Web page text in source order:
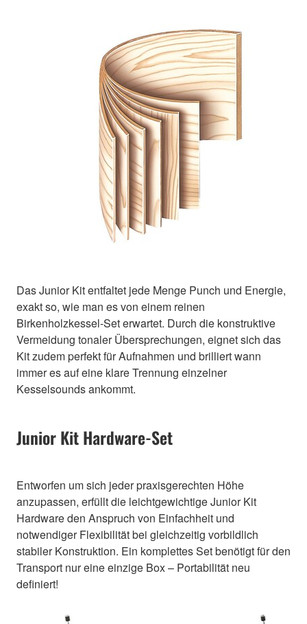
Das Junior Kit entfaltet jede Menge Punch und Energie,
exakt so, wie man es von einem reinen
Birkenholzkessel-Set erwartet. Durch die konstruktive
Vermeidung tonaler Übersprechungen, eignet sich das
Kit zudem perfekt für Aufnahmen und brilliert wann
immer es auf eine klare Trennung einzelner
Kesselsounds ankommt.
Junior Kit Hardware-Set
Entworfen um sich jeder praxisgerechten Höhe
anzupassen, erfüllt die leichtgewichtige Junior Kit
Hardware den Anspruch von Einfachheit und
notwendiger Flexibilität bei gleichzeitig vorbildlich
stabiler Konstruktion. Ein komplettes Set benötigt für den
Transport nur eine einzige Box – Portabilität neu
definiert!